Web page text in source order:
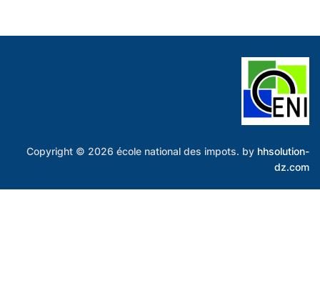
Copyright © 2026 école national des impots. by hhsolution-
dz.com